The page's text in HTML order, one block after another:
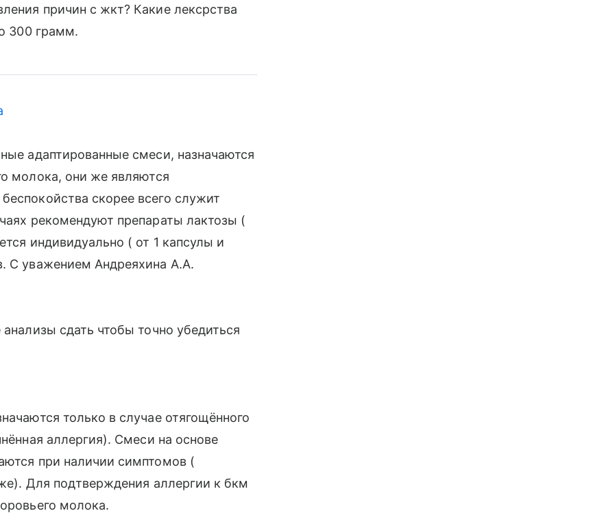
причин с жкт? Какие лексрства
300 грамм.
адаптированные смеси, назначаются
молока, они же являются
скорее всего служит
рекомендуют препараты лактозы (
индивидуально ( от 1 капсулы и
С уважением Андреяхина А.А.
сдать чтобы точно убедиться
только в случае отягощённого
аллергия). Смеси на основе
при наличии симптомов (
Для подтверждения аллергии к бкм
молока.